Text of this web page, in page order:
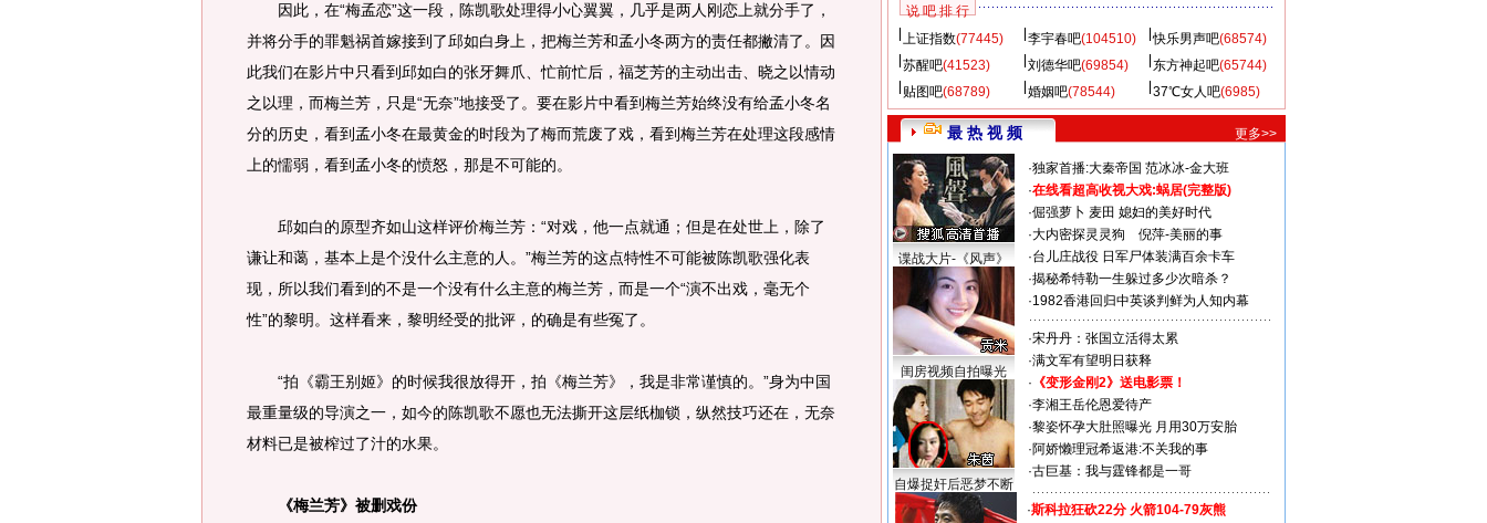
因此，在“梅孟恋”这一段，陈凯歌处理得小心翼翼，几乎是两人刚恋上就分手了，
并将分手的罪魁祸首嫁接到了邱如白身上，把梅兰芳和孟小冬两方的责任都撇清了。因
此我们在影片中只看到邱如白的张牙舞爪、忙前忙后，福芝芳的主动出击、晓之以情动
之以理，而梅兰芳，只是“无奈”地接受了。要在影片中看到梅兰芳始终没有给孟小冬名
分的历史，看到孟小冬在最黄金的时段为了梅而荒废了戏，看到梅兰芳在处理这段感情
上的懦弱，看到孟小冬的愤怒，那是不可能的。
邱如白的原型齐如山这样评价梅兰芳：“对戏，他一点就通；但是在处世上，除了
谦让和蔼，基本上是个没什么主意的人。”梅兰芳的这点特性不可能被陈凯歌强化表
现，所以我们看到的不是一个没有什么主意的梅兰芳，而是一个“演不出戏，毫无个
性”的黎明。这样看来，黎明经受的批评，的确是有些冤了。
“拍《霸王别姬》的时候我很放得开，拍《梅兰芳》，我是非常谨慎的。”身为中国
最重量级的导演之一，如今的陈凯歌不愿也无法撕开这层纸枷锁，纵然技巧还在，无奈
材料已是被榨过了汁的水果。
《梅兰芳》被删戏份
说 吧 排 行
上证指数(77445) 李宇春吧(104510) 快乐男声吧(68574)
苏醒吧(41523) 刘德华吧(69854) 东方神起吧(65744)
贴图吧(68789) 婚姻吧(78544) 37℃女人吧(6985)
最 热 视 频 更多>>
谍战大片-《风声》
闺房视频自拍曝光
自爆捉奸后恶梦不断
·独家首播:大秦帝国 范冰冰-金大班
·在线看超高收视大戏:蜗居(完整版)
·倔强萝卜 麦田 媳妇的美好时代
·大内密探灵灵狗
倪萍-美丽的事
·台儿庄战役 日军尸体装满百余卡车
·揭秘希特勒一生躲过多少次暗杀？
·1982香港回归中英谈判鲜为人知内幕
·宋丹丹：张国立活得太累
·满文军有望明日获释
· 《变形金刚2》送电影票！
·李湘王岳伦恩爱待产
·黎姿怀孕大肚照曝光 月用30万安胎
·阿娇懒理冠希返港:不关我的事
·古巨基：我与霆锋都是一哥
·斯科拉狂砍22分 火箭104-79灰熊